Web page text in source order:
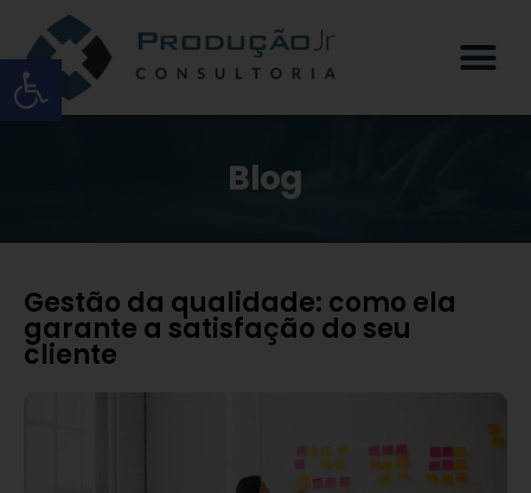
Open toolbar
Blog
Gestão da qualidade: como ela
garante a satisfação do seu
cliente